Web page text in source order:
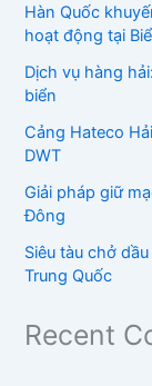
Hàn Quốc
hoạt động tại
Dịch vụ hàng
biển
Cảng Hateco
DWT
Giải pháp giữ
Đông
Siêu tàu chở
Trung Quốc
Recent